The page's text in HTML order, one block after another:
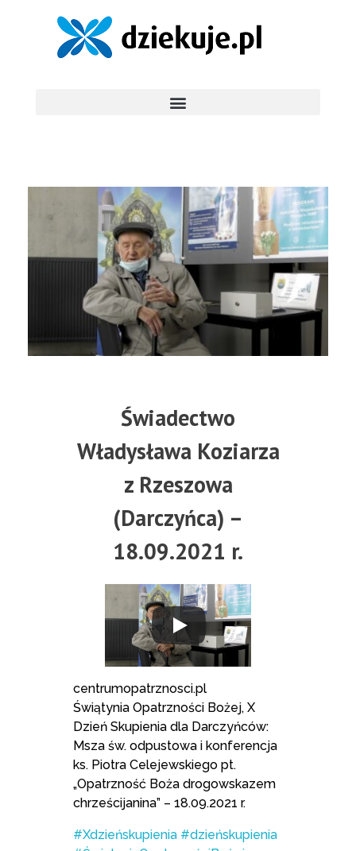
Świadectwo
Władysława Koziarza
z Rzeszowa
(Darczyńca) –
18.09.2021 r.
centrumopatrznosci.pl
Świątynia Opatrzności Bożej, X
Dzień Skupienia dla Darczyńców:
Msza św. odpustowa i konferencja
ks. Piotra Celejewskiego pt.
„Opatrzność Boża drogowskazem
chrześcijanina” – 18.09.2021 r.
#Xdzieńskupienia #dzieńskupienia